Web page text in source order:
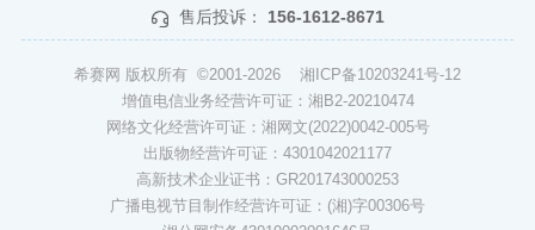
售后投诉： 156-1612-8671
希赛网 版权所有 ©2001-2026 湘ICP备10203241号-12
增值电信业务经营许可证：湘B2-20210474
网络文化经营许可证：湘网文(2022)0042-005号
出版物经营许可证：4301042021177
高新技术企业证书：GR201743000253
广播电视节目制作经营许可证：(湘)字00306号